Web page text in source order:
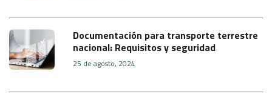
Documentación para transporte terrestre
nacional: Requisitos y seguridad
25 de agosto, 2024